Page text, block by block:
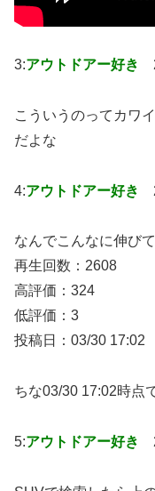
3:アウトドアー好き
こういうのってカワ
だよな
4:アウトドアー好き
なんでこんなに伸び
再生回数：2608
高評価：324
低評価：3
投稿日：03/30 17:02
ちな03/30 17:02時点
5:アウトドアー好き